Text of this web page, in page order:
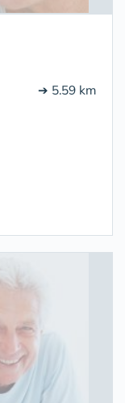
➔ 5.59 km